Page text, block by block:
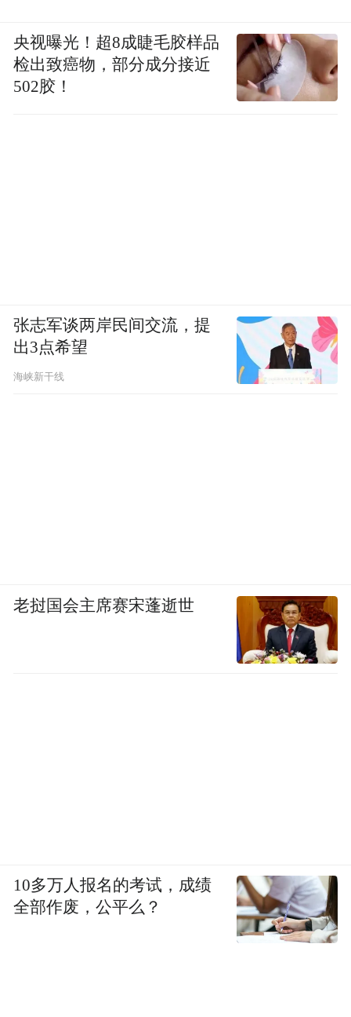
央视曝光！超8成睫毛胶样品
检出致癌物，部分成分接近
502胶！
张志军谈两岸民间交流，提
出3点希望
海峡新干线
老挝国会主席赛宋蓬逝世
10多万人报名的考试，成绩
全部作废，公平么？